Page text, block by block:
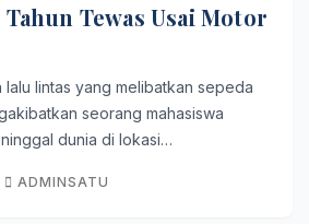
Tahun Tewas Usai Motor
lintas yang melibatkan sepeda
seorang mahasiswa
dunia di lokasi…
ADMINSATU